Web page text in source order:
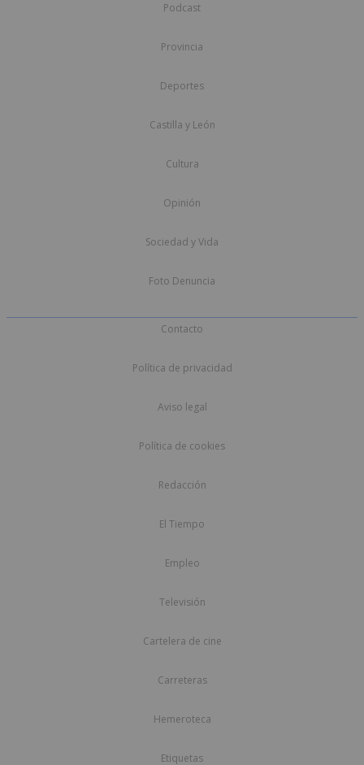
Podcast
Provincia
Deportes
Castilla y León
Cultura
Opinión
Sociedad y Vida
Foto Denuncia
Contacto
Política de privacidad
Aviso legal
Política de cookies
Redacción
El Tiempo
Empleo
Televisión
Cartelera de cine
Carreteras
Hemeroteca
Etiquetas